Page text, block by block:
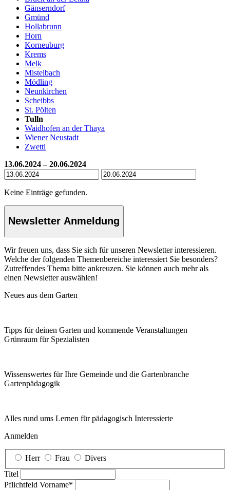
Gänserndorf
Gmünd
Hollabrunn
Horn
Korneuburg
Krems
Melk
Mistelbach
Mödling
Neunkirchen
Scheibbs
St. Pölten
Tulln
Waidhofen an der Thaya
Wiener Neustadt
Zwettl
13.06.2024 – 20.06.2024
Keine Einträge gefunden.
Newsletter Anmeldung
Wir freuen uns, dass Sie sich für unseren Newsletter interessieren.
Welche der folgenden Themenbereiche interessiert Sie besonders?
Zutreffendes Thema bitte ankreuzen. Sie können auch mehr als
einen Newsletter auswählen!
Neues aus dem Garten
Tipps für deinen Garten und kommende Veranstaltungen
Grünraum für Spezialisten
Wissenswertes für Ihre Gemeinde und die Gartenbranche
Garten­pädagogik
Alles rund ums Lernen für pädagogisch Interessierte
Anmelden
Herr Frau
Divers
Titel
Pflichtfeld Vorname*